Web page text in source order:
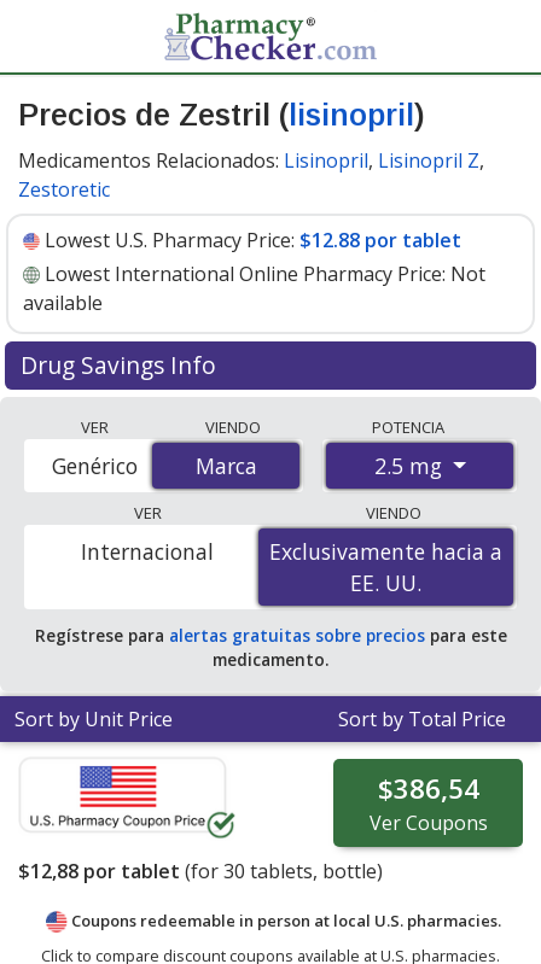
Precios de Zestril ( lisinopril )
Medicamentos Relacionados: Lisinopril, Lisinopril Z,
Zestoretic
Lowest U.S. Pharmacy Price: $12.88 por tablet
Lowest International Online Pharmacy Price: Not
available
Drug Savings Info
pharmacies start at$12.88 por tabletfor 30 tablets.
You save 7% off the average U.S. pharmacy retail price
of $13.95 per tablet for 30 tablets
. Enter your ZIP Code
to compare discount Zestril coupon prices in your area.
VER
Marca
Genérico
VIENDO
Marca
POTENCIA
2.5 mg
VER
Exclusivamente hacia a
EE. UU.
Internacional
VIENDO
Exclusivamente hacia a
EE. UU.
Regístrese para alertas gratuitas sobre preciospara este
medicamento.
Sort by Unit Price Sort by Total Price
$386,54
VerCoupons
$12,88 por tablet (for30 tablets, bottle)
Coupons redeemable in person at local U.S. pharmacies.
Click to compare discount coupons available at U.S. pharmacies.